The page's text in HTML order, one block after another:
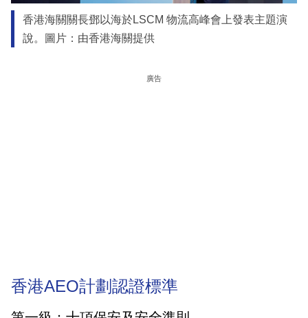
香港海關關長鄧以海於LSCM 物流高峰會上發表主題演
說。圖片：由香港海關提供
廣告
香港AEO計劃認證標準